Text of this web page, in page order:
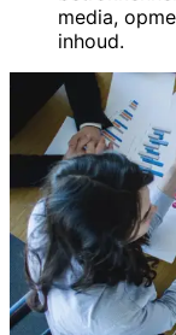
media,
inhoud.